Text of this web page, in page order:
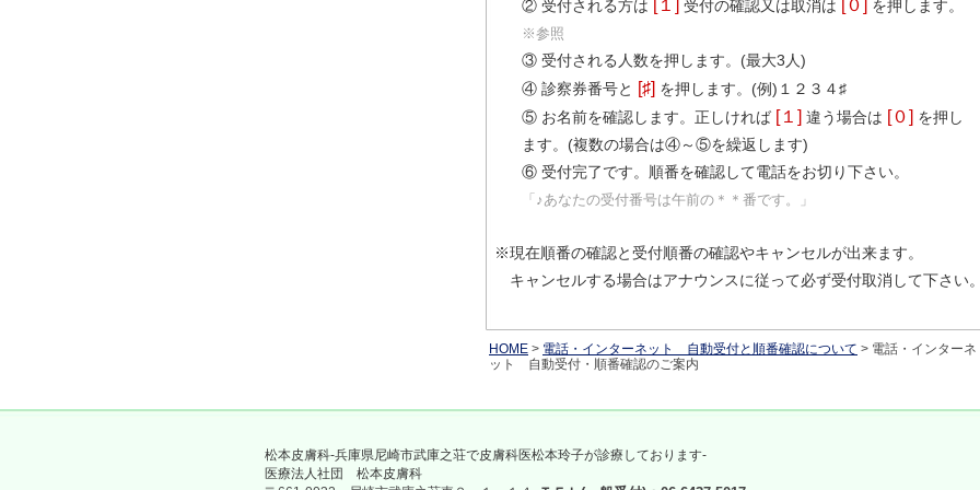
② 受付される方は [１] 受付の確認又は取消は [０] を押します。
※参照
③ 受付される人数を押します。(最大3人)
④ 診察券番号と [♯] を押します。(例)１２３４♯
⑤ お名前を確認します。正しければ [１] 違う場合は [０] を押し
ます。(複数の場合は④～⑤を繰返します)
⑥ 受付完了です。順番を確認して電話をお切り下さい。
「♪あなたの受付番号は午前の＊＊番です。」
※現在順番の確認と受付順番の確認やキャンセルが出来ます。
キャンセルする場合はアナウンスに従って必ず受付取消して下さい
HOME > 電話・インターネット 自動受付と順番確認について > 電話・インターネ
ット 自動受付・順番確認のご案内
松本皮膚科-兵庫県尼崎市武庫之荘で皮膚科医松本玲子が診療しております-
医療法人社団 松本皮膚科